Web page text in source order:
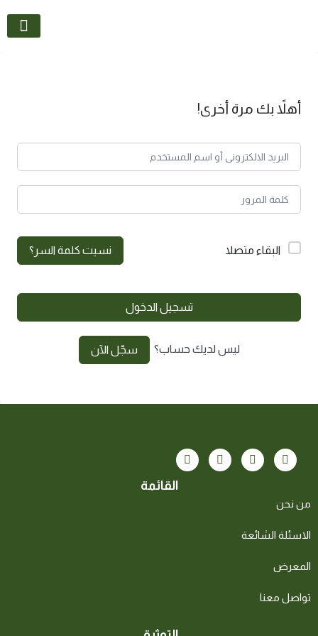
أهلاً بك مرة أخرى!
البقاء متصلا نسيت كلمة السر؟
تسجيل الدخول
ليس لديك حساب؟ سجّل الآن
القائمة
من نحن
الاسئلة الشائعة
المعرض
تواصل معنا